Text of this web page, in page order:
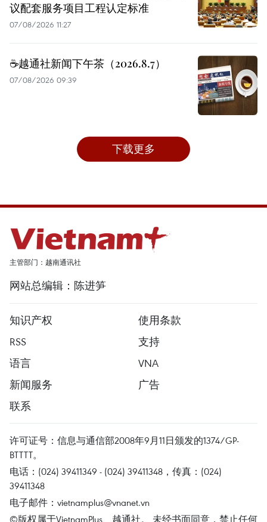
议配套服务项目工程认定标准
07/08/2026 11:27
☕️越通社新闻下午茶（2026.8.7）
07/08/2026 09:39
下载更多
主管部门：越南通讯社
网站总编辑：陈进笋
知识产权
使用条款
RSS
支持
语言
VNA
新闻服务
广告
联系
许可证号：信息与通信部2008年9月11日颁发的1374/GP-
BTTTT。
电话：(024) 39411349 - (024) 39411348，传真：(024)
39411348
电子邮件： vietnamplus@vnanet.vn
©版权属于VietnamPlus、越通社。 未经书面同意，禁止任何